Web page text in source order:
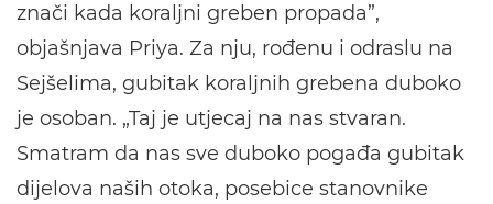
znači kada koraljni greben propada”,
objašnjava Priya. Za nju, rođenu i odraslu na
Sejšelima, gubitak koraljnih grebena duboko
je osoban. „Taj je utjecaj na nas stvaran.
Smatram da nas sve duboko pogađa gubitak
dijelova naših otoka, posebice stanovnike